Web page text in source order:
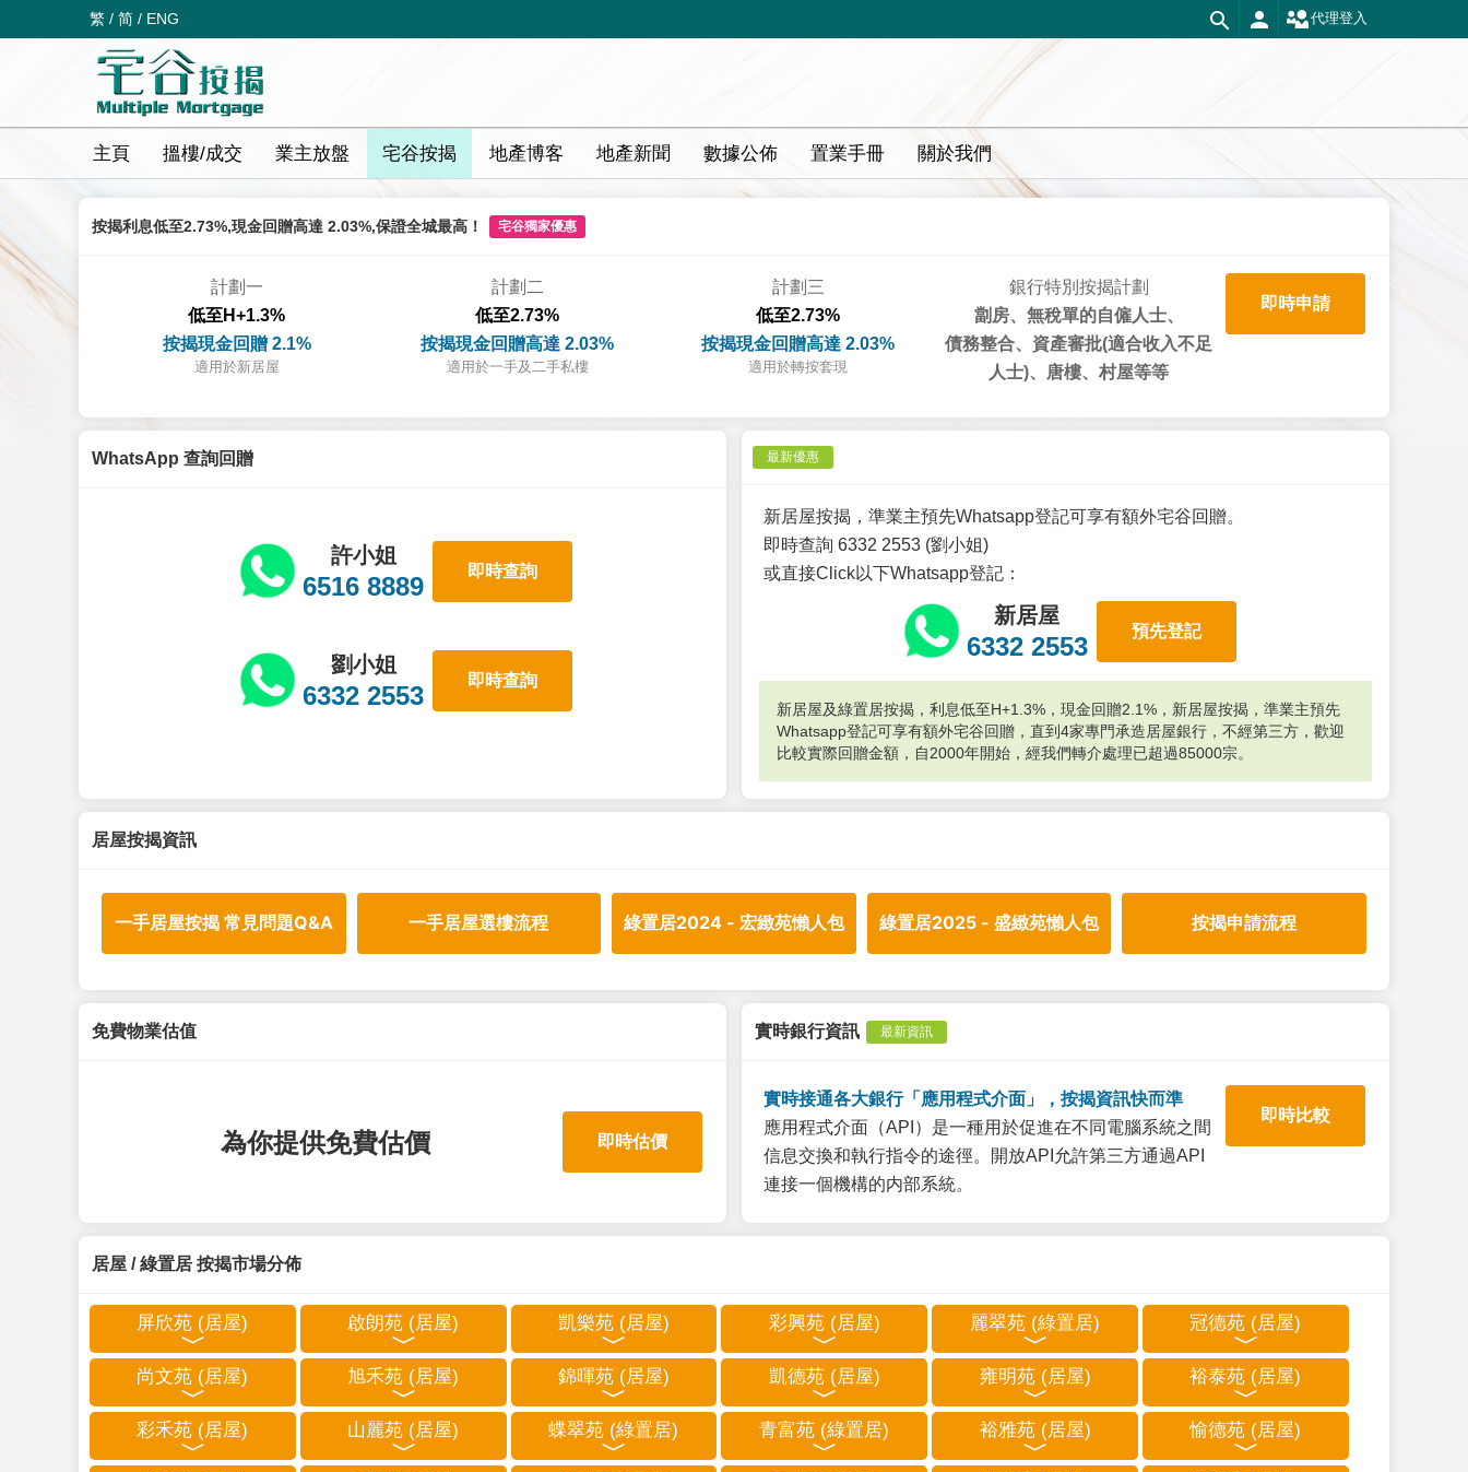
繁 / 简 / ENG 代理登入
主頁 搵樓/成交 業主放盤 宅谷按揭 地產博客 地產新聞 數據公佈 置業手冊 關於我們
按揭利息低至2.73%,現金回贈高達 2.03%,保證全城最高！ 宅谷獨家優惠
計劃一
低至H+1.3%
按揭現金回贈 2.1%
適用於新居屋
計劃二
低至2.73%
按揭現金回贈高達 2.03%
適用於一手及二手私樓
計劃三
低至2.73%
按揭現金回贈高達 2.03%
適用於轉按套現
銀行特別按揭計劃
劏房、無稅單的自僱人士、
債務整合、資產審批(適合收入不足
人士)、唐樓、村屋等等
即時申請
WhatsApp 查詢回贈
許小姐
6516 8889
即時查詢
劉小姐
6332 2553
即時查詢
最新優惠
新居屋按揭，準業主預先Whatsapp登記可享有額外宅谷回贈。
即時查詢 6332 2553 (劉小姐)
或直接Click以下Whatsapp登記：
新居屋
6332 2553
預先登記
新居屋及綠置居按揭，利息低至H+1.3%，現金回贈2.1%，新居屋按揭，準業主預先
Whatsapp登記可享有額外宅谷回贈，直到4家專門承造居屋銀行，不經第三方，歡迎
比較實際回贈金額，自2000年開始，經我們轉介處理已超過85000宗。
居屋按揭資訊
一手居屋按揭 常見問題Q&A 一手居屋選樓流程 綠置居2024 - 宏緻苑懶人包 綠置居2025 - 盛緻苑懶人包 按揭申請流程
免費物業估值
為你提供免費估價 即時估價
實時銀行資訊 最新資訊
實時接通各大銀行「應用程式介面」，按揭資訊快而準
應用程式介面（API）是一種用於促進在不同電腦系統之間
信息交換和執行指令的途徑。開放API允許第三方通過API
連接一個機構的内部系統。
即時比較
居屋 / 綠置居 按揭市場分佈
屏欣苑 (居屋) 啟朗苑 (居屋) 凱樂苑 (居屋) 彩興苑 (居屋) 麗翠苑 (綠置居) 冠德苑 (居屋)
尚文苑 (居屋) 旭禾苑 (居屋) 錦暉苑 (居屋) 凱德苑 (居屋) 雍明苑 (居屋) 裕泰苑 (居屋)
彩禾苑 (居屋) 山麗苑 (居屋) 蝶翠苑 (綠置居) 青富苑 (綠置居) 裕雅苑 (居屋) 愉德苑 (居屋)